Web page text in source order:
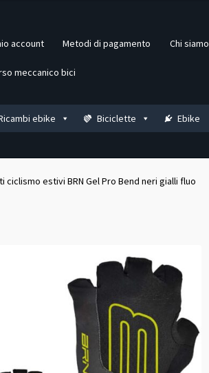
account Metodi di pagamento Chi siamo
meccanico bici
ebike Biciclette Ebike
ciclismo estivi BRN Gel Pro Bend neri gialli fluo